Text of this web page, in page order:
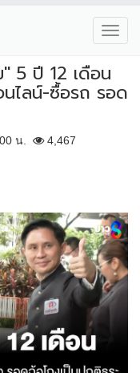
5 ปี 12 เดือน
ไลน์-ซื้อรถ รอด
น. 4,467